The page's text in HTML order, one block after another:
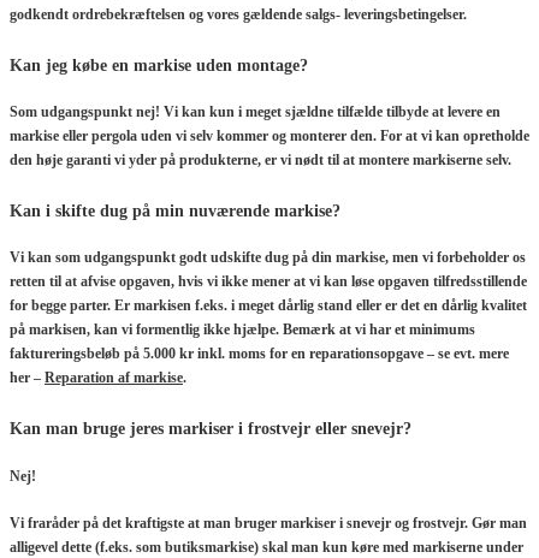
godkendt ordrebekræftelsen og vores gældende salgs- leveringsbetingelser.
Kan jeg købe en markise uden montage?
Som udgangspunkt nej! Vi kan kun i meget sjældne tilfælde tilbyde at levere en
markise eller pergola uden vi selv kommer og monterer den. For at vi kan opretholde
den høje garanti vi yder på produkterne, er vi nødt til at montere markiserne selv.
Kan i skifte dug på min nuværende markise?
Vi kan som udgangspunkt godt udskifte dug på din markise, men vi forbeholder os
retten til at afvise opgaven, hvis vi ikke mener at vi kan løse opgaven tilfredsstillende
for begge parter. Er markisen f.eks. i meget dårlig stand eller er det en dårlig kvalitet
på markisen, kan vi formentlig ikke hjælpe. Bemærk at vi har et minimums
faktureringsbeløb på 5.000 kr inkl. moms for en reparationsopgave – se evt. mere
her – Reparation af markise.
Kan man bruge jeres markiser i frostvejr eller snevejr?
Nej!
Vi fraråder på det kraftigste at man bruger markiser i snevejr og frostvejr. Gør man
alligevel dette (f.eks. som butiksmarkise) skal man kun køre med markiserne under